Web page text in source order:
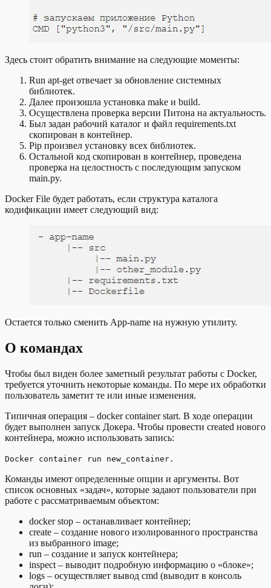
Здесь стоит обратить внимание на следующие моменты:
Run apt-get отвечает за обновление системных
библиотек.
Далее произошла установка make и build.
Осуществлена проверка версии Питона на актуальность.
Был задан рабочий каталог и файл requirements.txt
скопирован в контейнер.
Pip произвел установку всех библиотек.
Остальной код скопирован в контейнер, проведена
проверка на целостность с последующим запуском
main.py.
Docker File будет работать, если структура каталога
кодификации имеет следующий вид:
Остается только сменить App-name на нужную утилиту.
О командах
Чтобы был виден более заметный результат работы с Docker,
требуется уточнить некоторые команды. По мере их обработки
пользователь заметит те или иные изменения.
Типичная операция – docker container start. В ходе операции
будет выполнен запуск Докера. Чтобы провести created нового
контейнера, можно использовать запись:
Docker container run new_container.
Команды имеют определенные опции и аргументы. Вот
список основных «задач», которые задают пользователи при
работе с рассматриваемым объектом:
docker stop – останавливает контейнер;
create – создание нового изолированного пространства
из выбранного image;
run – создание и запуск контейнера;
inspect – выводит подробную информацию о «блоке»;
logs – осуществляет вывод cmd (выводит в консоль